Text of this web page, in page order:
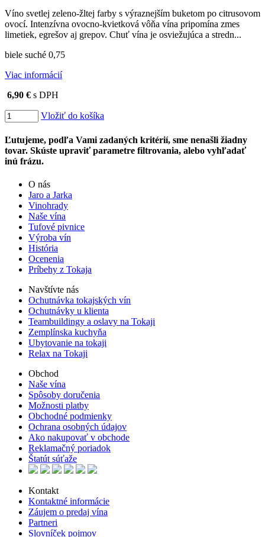
Víno svetlej zeleno-žltej farby s výraznejším buketom po citrusovom
ovocí. Intenzívna ovocno-kvietková vôňa vína pripomína zmes
limetiek, egrešov aj grepov. Chuť vína je osviežujúca a stredn...
biele suché 0,75
Viac informácií
6,90 € s DPH
Vložiť do košíka
Ľutujeme, podľa Vami zadaných kritérií, sme nenašli žiadny
tovar. Skúste upraviť parametre filtrovania, alebo vyhľadať
inú frázu.
O nás
Jaro a Jarka
Vinohrady
Naše vína
Tufové pivnice
Výroba vín
História
Ocenenia
Príbehy z Tokaja
Navštívte nás
Ochutnávka tokajských vín
Ochutnávky u klienta
Teambuildingy a oslavy na Tokaji
Zemplínska kuchyňa
Ubytovanie na tokaji
Relax na Tokaji
Obchod
Naše vína
Spôsoby doručenia
Možnosti platby
Obchodné podmienky
Ochrana osobných údajov
Ako nakupovať v obchode
Reklamačný poriadok
Štatút súťaže
Kontakt
Kontaktné informácie
Záujem o predaj vína
Partneri
Slovníček pojmov